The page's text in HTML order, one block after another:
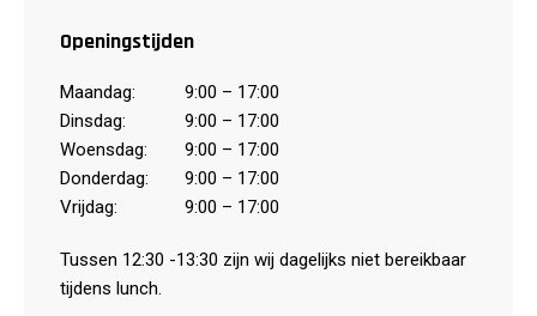
Openingstijden
Maandag:
9:00 – 17:00
Dinsdag:
9:00 – 17:00
Woensdag:
9:00 – 17:00
Donderdag:
9:00 – 17:00
Vrijdag:
9:00 – 17:00
Tussen 12:30 -13:30 zijn wij dagelijks niet bereikbaar
tijdens lunch.